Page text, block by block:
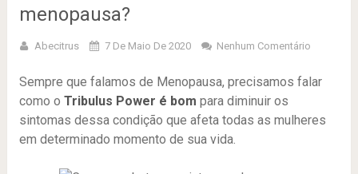
menopausa?
Abecitrus 7 De Maio De 2020 Nenhum Comentário
Sempre que falamos de Menopausa, precisamos falar
como o Tribulus Power é bom para diminuir os
sintomas dessa condição que afeta todas as mulheres
em determinado momento de sua vida.